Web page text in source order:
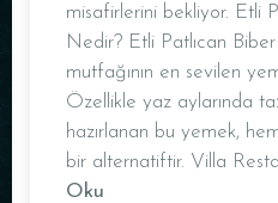
misafirlerini bekliyor. Etli
Nedir? Etli Patlıcan
mutfağının en sevilen
Özellikle yaz aylarında
hazırlanan bu yemek,
bir alternatiftir. Villa
Oku
Masa